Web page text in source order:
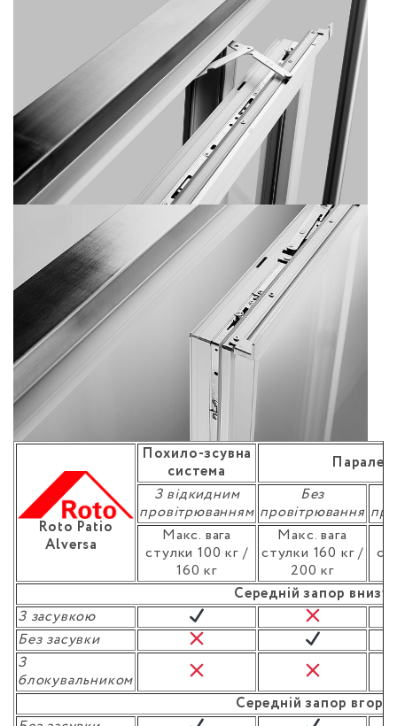
Roto Patio
Alversa
Похило-зсувна
система
З відкидним
провітрюванням
Без
провітрювання
Макс. вага
стулки 100 кг /
160 кг
Макс. вага
стулки 160 кг /
200 кг
Середній запор внизу
З засувкою
Без засувки
З
блокувальником
Середній запор вгорі